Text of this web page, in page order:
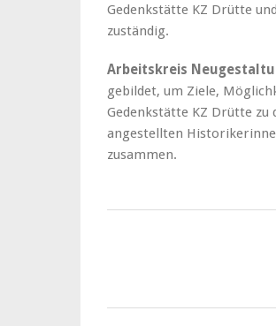
Gedenkstätte KZ Drütte
zuständig.
Arbeitskreis
gebildet, um Ziele,
Gedenkstätte KZ Drütte zu
angestellten
zusammen.